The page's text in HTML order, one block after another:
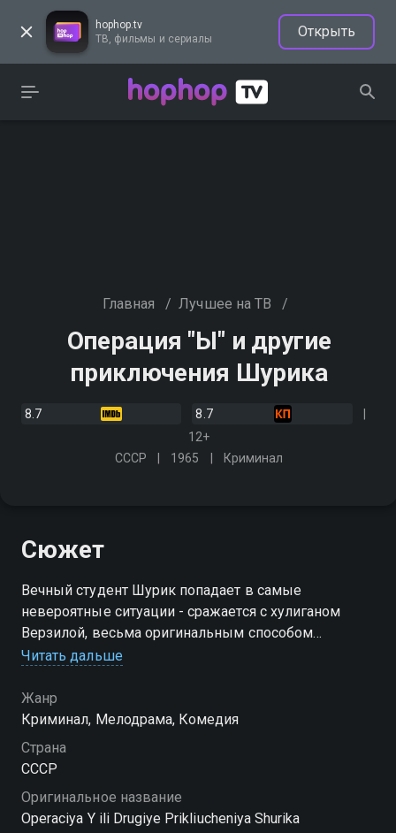
hophop.tv
ТВ, фильмы и сериалы
Открыть
Главная / Лучшее на ТВ /
Операция "Ы" и другие
приключения Шурика
8.7
8.7
12+
СССР
1965 Криминал
Сюжет
Вечный студент Шурик попадает в самые
невероятные ситуации - сражается с хулиганом
Верзилой, весьма оригинальным способом
готовится к экзамену и даже предотвращает
Балбеса, Труса и Бывалого
Читать дальше
Жанр
Криминал, Мелодрама, Комедия
Страна
СССР
Оригинальное название
Operaciya Y ili Drugiye Prikliucheniya Shurika